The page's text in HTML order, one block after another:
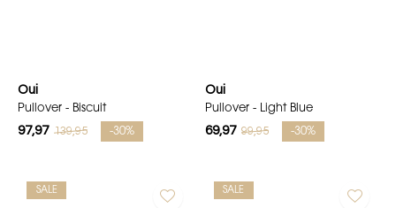
Oui
Pullover - Biscuit
97,97 139,95 -30%
Oui
Pullover - Light Blue
69,97 99,95 -30%
SALE SALE